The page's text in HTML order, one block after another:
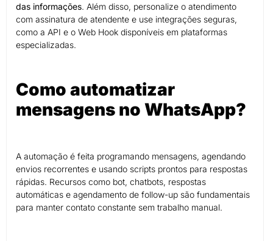
das informações. Além disso, personalize o atendimento
com assinatura de atendente e use integrações seguras,
como a API e o Web Hook disponíveis em plataformas
especializadas.
Como automatizar
mensagens no WhatsApp?
A automação é feita programando mensagens, agendando
envios recorrentes e usando scripts prontos para respostas
rápidas. Recursos como bot, chatbots, respostas
automáticas e agendamento de follow-up são fundamentais
para manter contato constante sem trabalho manual.